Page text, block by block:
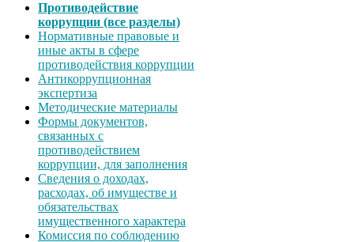
Противодействие
коррупции (все разделы)
Нормативные правовые и
иные акты в сфере
противодействия коррупции
Антикоррупционная
экспертиза
Методические материалы
Формы документов,
связанных с
противодействием
коррупции, для заполнения
Сведения о доходах,
расходах, об имуществе и
обязательствах
имущественного характера
Комиссия по соблюдению